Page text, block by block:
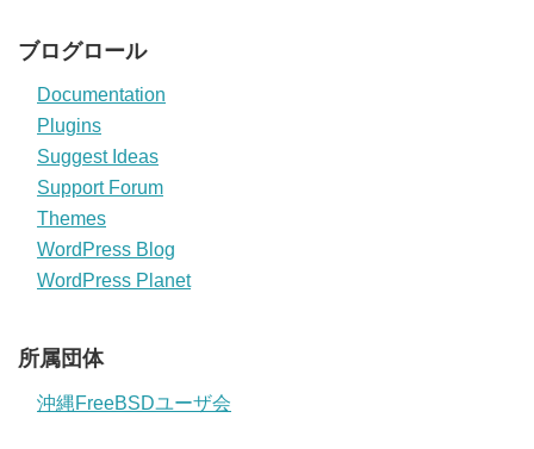
ブログロール
Documentation
Plugins
Suggest Ideas
Support Forum
Themes
WordPress Blog
WordPress Planet
所属団体
沖縄FreeBSDユーザ会